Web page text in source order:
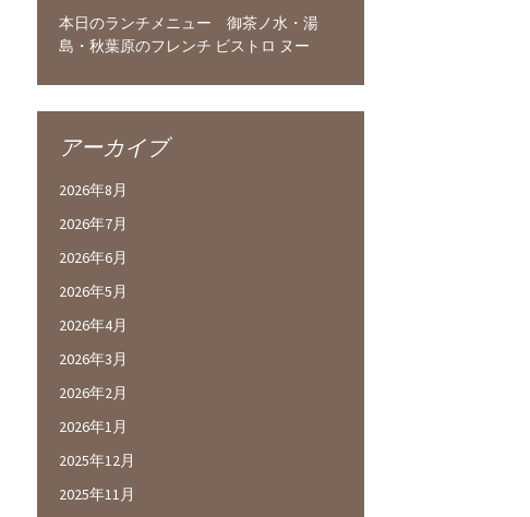
本日のランチメニュー 御茶ノ水・湯
島・秋葉原のフレンチ ビストロ ヌー
アーカイブ
2026年8月
2026年7月
2026年6月
2026年5月
2026年4月
2026年3月
2026年2月
2026年1月
2025年12月
2025年11月